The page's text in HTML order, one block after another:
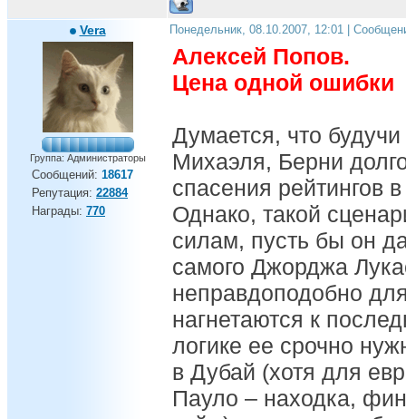
Vera
Группа: Администраторы
Сообщений: 18617
Репутация: 22884
Награды: 770
Понедельник, 08.10.2007, 12:01 |
Алексей Попов.
Цена одной ошибки
Думается, что
Михаэля, Берни
спасения рейтингов
Однако, такой
силам, пусть бы он
самого Джорджа
неправдоподобно
нагнетаются к
логике ее срочно
в Дубай (хотя для
Пауло – находка,